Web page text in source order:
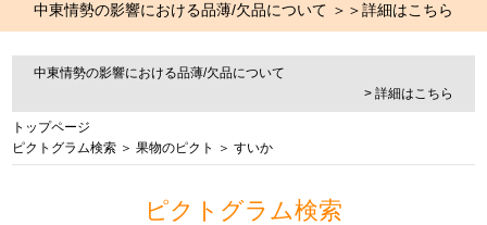
中東情勢の影響における品薄/欠品について ＞＞詳細はこちら
中東情勢の影響における品薄/欠品について
> 詳細はこちら
トップページ
ピクトグラム検索 ＞ 果物のピクト ＞ すいか
ピクトグラム検索